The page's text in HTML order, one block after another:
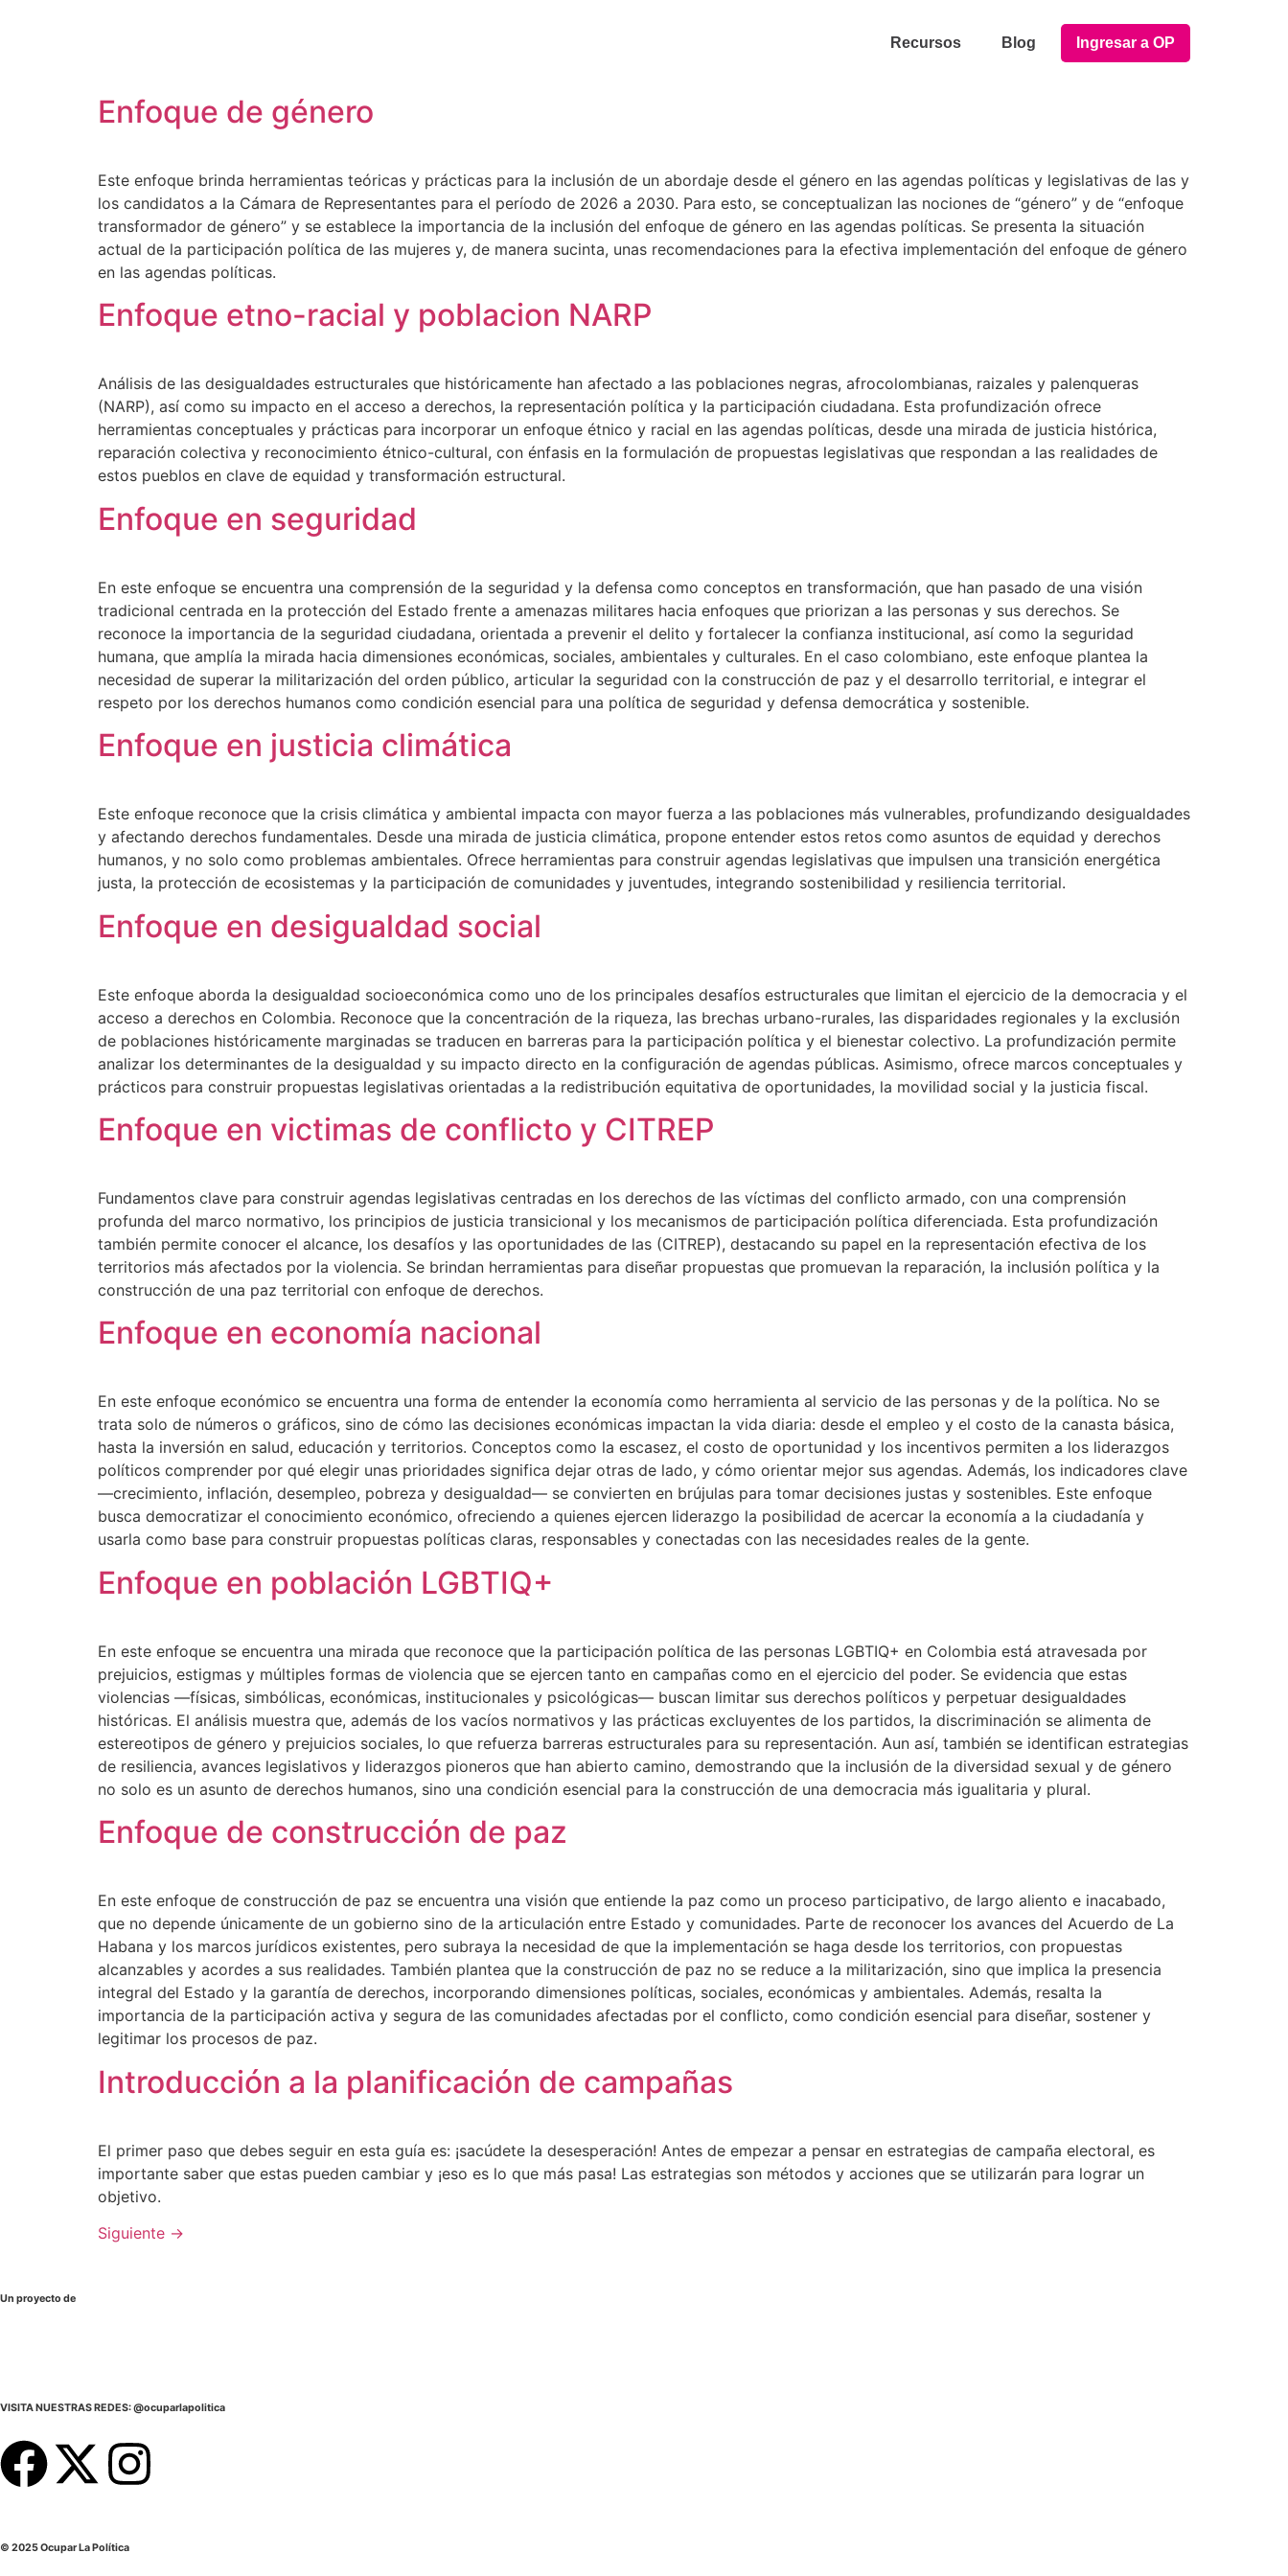
Recursos Blog Ingresar a OP
Enfoque de género
Este enfoque brinda herramientas teóricas y prácticas para la inclusión de un abordaje desde el género en las agendas políticas y legislativas de las y
los candidatos a la Cámara de Representantes para el período de 2026 a 2030. Para esto, se conceptualizan las nociones de “género” y de “enfoque
transformador de género” y se establece la importancia de la inclusión del enfoque de género en las agendas políticas. Se presenta la situación
actual de la participación política de las mujeres y, de manera sucinta, unas recomendaciones para la efectiva implementación del enfoque de género
en las agendas políticas.
Enfoque etno-racial y poblacion NARP
Análisis de las desigualdades estructurales que históricamente han afectado a las poblaciones negras, afrocolombianas, raizales y palenqueras
(NARP), así como su impacto en el acceso a derechos, la representación política y la participación ciudadana. Esta profundización ofrece
herramientas conceptuales y prácticas para incorporar un enfoque étnico y racial en las agendas políticas, desde una mirada de justicia histórica,
reparación colectiva y reconocimiento étnico-cultural, con énfasis en la formulación de propuestas legislativas que respondan a las realidades de
estos pueblos en clave de equidad y transformación estructural.
Enfoque en seguridad
En este enfoque se encuentra una comprensión de la seguridad y la defensa como conceptos en transformación, que han pasado de una visión
tradicional centrada en la protección del Estado frente a amenazas militares hacia enfoques que priorizan a las personas y sus derechos. Se
reconoce la importancia de la seguridad ciudadana, orientada a prevenir el delito y fortalecer la confianza institucional, así como la seguridad
humana, que amplía la mirada hacia dimensiones económicas, sociales, ambientales y culturales. En el caso colombiano, este enfoque plantea la
necesidad de superar la militarización del orden público, articular la seguridad con la construcción de paz y el desarrollo territorial, e integrar el
respeto por los derechos humanos como condición esencial para una política de seguridad y defensa democrática y sostenible.
Enfoque en justicia climática
Este enfoque reconoce que la crisis climática y ambiental impacta con mayor fuerza a las poblaciones más vulnerables, profundizando desigualdades
y afectando derechos fundamentales. Desde una mirada de justicia climática, propone entender estos retos como asuntos de equidad y derechos
humanos, y no solo como problemas ambientales. Ofrece herramientas para construir agendas legislativas que impulsen una transición energética
justa, la protección de ecosistemas y la participación de comunidades y juventudes, integrando sostenibilidad y resiliencia territorial.
Enfoque en desigualdad social
Este enfoque aborda la desigualdad socioeconómica como uno de los principales desafíos estructurales que limitan el ejercicio de la democracia y el
acceso a derechos en Colombia. Reconoce que la concentración de la riqueza, las brechas urbano-rurales, las disparidades regionales y la exclusión
de poblaciones históricamente marginadas se traducen en barreras para la participación política y el bienestar colectivo. La profundización permite
analizar los determinantes de la desigualdad y su impacto directo en la configuración de agendas públicas. Asimismo, ofrece marcos conceptuales y
prácticos para construir propuestas legislativas orientadas a la redistribución equitativa de oportunidades, la movilidad social y la justicia fiscal.
Enfoque en victimas de conflicto y CITREP
Fundamentos clave para construir agendas legislativas centradas en los derechos de las víctimas del conflicto armado, con una comprensión
profunda del marco normativo, los principios de justicia transicional y los mecanismos de participación política diferenciada. Esta profundización
también permite conocer el alcance, los desafíos y las oportunidades de las (CITREP), destacando su papel en la representación efectiva de los
territorios más afectados por la violencia. Se brindan herramientas para diseñar propuestas que promuevan la reparación, la inclusión política y la
construcción de una paz territorial con enfoque de derechos.
Enfoque en economía nacional
En este enfoque económico se encuentra una forma de entender la economía como herramienta al servicio de las personas y de la política. No se
trata solo de números o gráficos, sino de cómo las decisiones económicas impactan la vida diaria: desde el empleo y el costo de la canasta básica,
hasta la inversión en salud, educación y territorios. Conceptos como la escasez, el costo de oportunidad y los incentivos permiten a los liderazgos
políticos comprender por qué elegir unas prioridades significa dejar otras de lado, y cómo orientar mejor sus agendas. Además, los indicadores clave
—crecimiento, inflación, desempleo, pobreza y desigualdad— se convierten en brújulas para tomar decisiones justas y sostenibles. Este enfoque
busca democratizar el conocimiento económico, ofreciendo a quienes ejercen liderazgo la posibilidad de acercar la economía a la ciudadanía y
usarla como base para construir propuestas políticas claras, responsables y conectadas con las necesidades reales de la gente.
Enfoque en población LGBTIQ+
En este enfoque se encuentra una mirada que reconoce que la participación política de las personas LGBTIQ+ en Colombia está atravesada por
prejuicios, estigmas y múltiples formas de violencia que se ejercen tanto en campañas como en el ejercicio del poder. Se evidencia que estas
violencias —físicas, simbólicas, económicas, institucionales y psicológicas— buscan limitar sus derechos políticos y perpetuar desigualdades
históricas. El análisis muestra que, además de los vacíos normativos y las prácticas excluyentes de los partidos, la discriminación se alimenta de
estereotipos de género y prejuicios sociales, lo que refuerza barreras estructurales para su representación. Aun así, también se identifican estrategias
de resiliencia, avances legislativos y liderazgos pioneros que han abierto camino, demostrando que la inclusión de la diversidad sexual y de género
no solo es un asunto de derechos humanos, sino una condición esencial para la construcción de una democracia más igualitaria y plural.
Enfoque de construcción de paz
En este enfoque de construcción de paz se encuentra una visión que entiende la paz como un proceso participativo, de largo aliento e inacabado,
que no depende únicamente de un gobierno sino de la articulación entre Estado y comunidades. Parte de reconocer los avances del Acuerdo de La
Habana y los marcos jurídicos existentes, pero subraya la necesidad de que la implementación se haga desde los territorios, con propuestas
alcanzables y acordes a sus realidades. También plantea que la construcción de paz no se reduce a la militarización, sino que implica la presencia
integral del Estado y la garantía de derechos, incorporando dimensiones políticas, sociales, económicas y ambientales. Además, resalta la
importancia de la participación activa y segura de las comunidades afectadas por el conflicto, como condición esencial para diseñar, sostener y
legitimar los procesos de paz.
Introducción a la planificación de campañas
El primer paso que debes seguir en esta guía es: ¡sacúdete la desesperación! Antes de empezar a pensar en estrategias de campaña electoral, es
importante saber que estas pueden cambiar y ¡eso es lo que más pasa! Las estrategias son métodos y acciones que se utilizarán para lograr un
objetivo.
Siguiente →
Un proyecto de
VISITA NUESTRAS REDES: @ocuparlapolitica
© 2025 Ocupar La Política